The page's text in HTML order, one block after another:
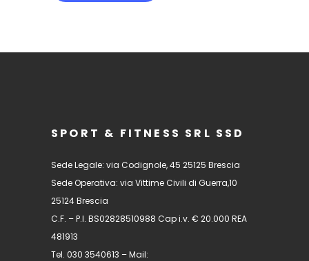
SPORT & FITNESS SRL SSD
Sede Legale: via Codignole, 45 25125 Brescia
Sede Operativa: via Vittime Civili di Guerra,10
25124 Brescia
C.F. – P.I. BS02828510988 Cap i.v. € 20.000 REA
481913
Tel. 030 3540613 – Mail: